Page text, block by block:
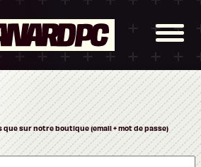
sur notre boutique (email + mot de passe)